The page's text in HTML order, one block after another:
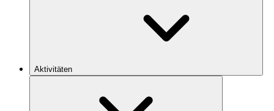
Aktivitäten